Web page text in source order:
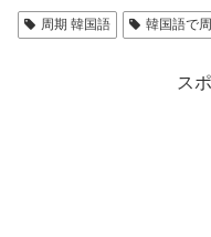
周期 韓国語 韓国語で
ス